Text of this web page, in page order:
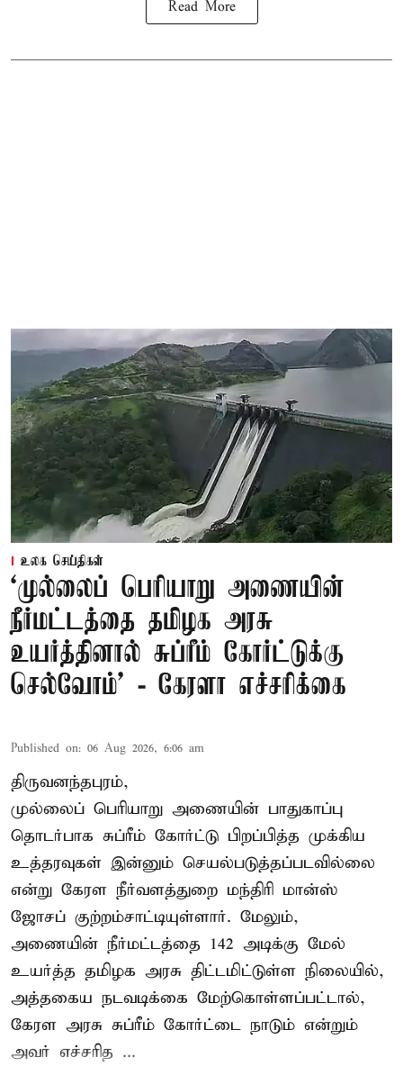
Read More
உலக செய்திகள்
‘முல்லைப் பெரியாறு அணையின்
நீர்மட்டத்தை தமிழக அரசு
உயர்த்தினால் சுப்ரீம் கோர்ட்டுக்கு
செல்வோம்' - கேரளா எச்சரிக்கை
Published on: 06 Aug 2026, 6:06 am
திருவனந்தபுரம்,
முல்லைப் பெரியாறு அணையின் பாதுகாப்பு
தொடர்பாக சுப்ரீம் கோர்ட்டு பிறப்பித்த முக்கிய
உத்தரவுகள் இன்னும் செயல்படுத்தப்படவில்லை
என்று கேரள நீர்வளத்துறை மந்திரி மான்ஸ்
ஜோசப் குற்றம்சாட்டியுள்ளார். மேலும்,
அணையின் நீர்மட்டத்தை 142 அடிக்கு மேல்
உயர்த்த தமிழக அரசு திட்டமிட்டுள்ள நிலையில்,
அத்தகைய நடவடிக்கை மேற்கொள்ளப்பட்டால்,
கேரள அரசு சுப்ரீம் கோர்ட்டை நாடும் என்றும்
அவர் எச்சரித ...